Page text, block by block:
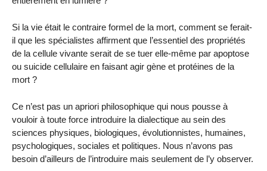
Si la vie était le contraire formel de la mort, comment se ferait-
il que les spécialistes affirment que l’essentiel des propriétés
de la cellule vivante serait de se tuer elle-même par apoptose
ou suicide cellulaire en faisant agir gène et protéines de la
mort ?
Ce n’est pas un apriori philosophique qui nous pousse à
vouloir à toute force introduire la dialectique au sein des
sciences physiques, biologiques, évolutionnistes, humaines,
psychologiques, sociales et politiques. Nous n’avons pas
besoin d’ailleurs de l’introduire mais seulement de l’y observer.